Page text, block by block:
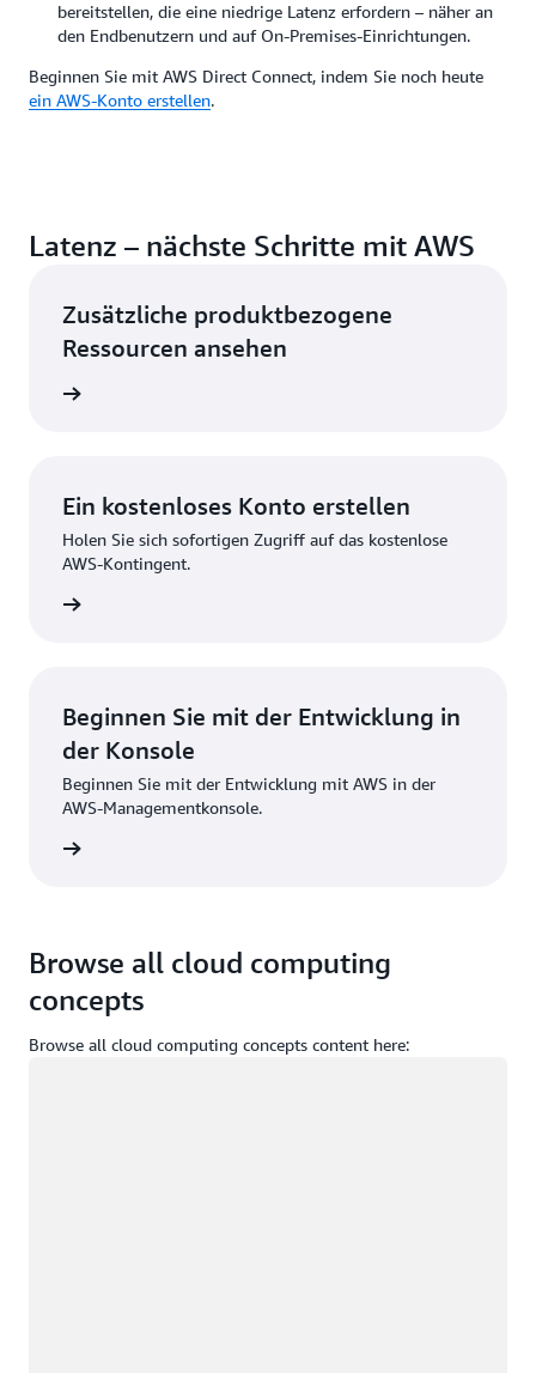
bereitstellen, die eine niedrige Latenz erfordern – näher an
den Endbenutzern und auf On-Premises-Einrichtungen.
Beginnen Sie mit AWS Direct Connect, indem Sie noch heute
ein AWS-Konto erstellen.
Latenz – nächste Schritte mit AWS
Zusätzliche produktbezogene
Ressourcen ansehen
Ein kostenloses Konto erstellen
Holen Sie sich sofortigen Zugriff auf das kostenlose
AWS-Kontingent.
Beginnen Sie mit der Entwicklung in
der Konsole
Beginnen Sie mit der Entwicklung mit AWS in der
AWS-Managementkonsole.
Browse all cloud computing
concepts
Browse all cloud computing concepts content here: